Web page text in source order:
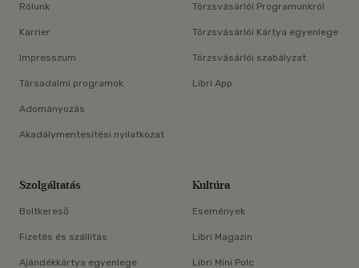
Rólunk
Karrier
Impresszum
Társadalmi programok
Adományozás
Akadálymentesítési nyilatkozat
Törzsvásárlói Programunkról
Törzsvásárlói Kártya egyenlege
Törzsvásárlói szabályzat
Libri App
Szolgáltatás
Boltkereső
Fizetés és szállítás
Ajándékkártya egyenlege
Kultúra
Események
Libri Magazin
Libri Mini Polc